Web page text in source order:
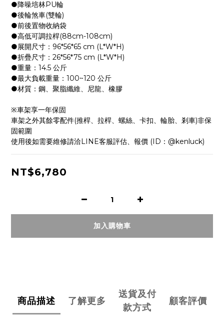
●降噪培林PU輪
●後輪煞車(雙輪)
●前後置物收納袋
●高低可調拉桿(88cm-108cm)
●展開尺寸：96*56*65 cm (L*W*H)
●折疊尺寸：26*56*75 cm (L*W*H)
●重量：14.5 公斤
●最大負載重量：100~120 公斤
●材質：鋼、聚脂纖維、尼龍、橡膠
※車架享一年保固
車架之外其餘零配件(推桿、拉桿、螺絲、卡扣、輪胎、剎車)非保
固範圍
使用後如需要維修請洽LINE客服評估、報價 (ID：@kenluck)
NT$6,780
加入購物車
商品描述 了解更多
送貨及付
款方式
顧客評價